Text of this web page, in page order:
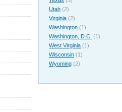
Utah (2)
Virginia (2)
Washington (1)
Washington, D.C. (1)
West Virginia (1)
Wisconsin (1)
Wyoming (2)